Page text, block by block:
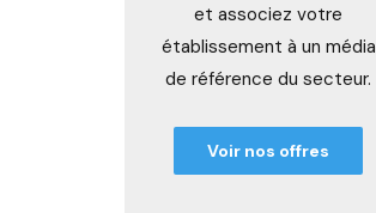
et associez votre
établissement à un média
de référence du secteur.
Voir nos offres